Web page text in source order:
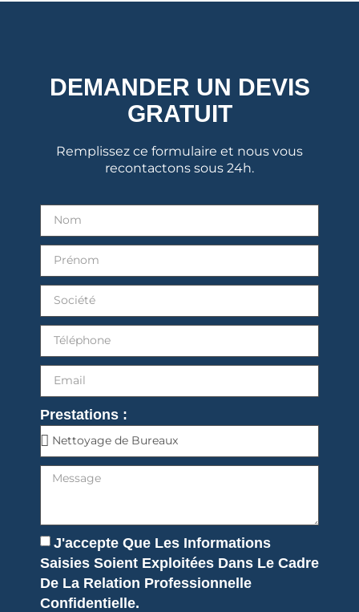
DEMANDER UN DEVIS
GRATUIT
Remplissez ce formulaire et nous vous
recontactons sous 24h.
Prestations :
J'accepte Que Les Informations
Saisies Soient Exploitées Dans Le Cadre
De La Relation Professionnelle
Confidentielle.